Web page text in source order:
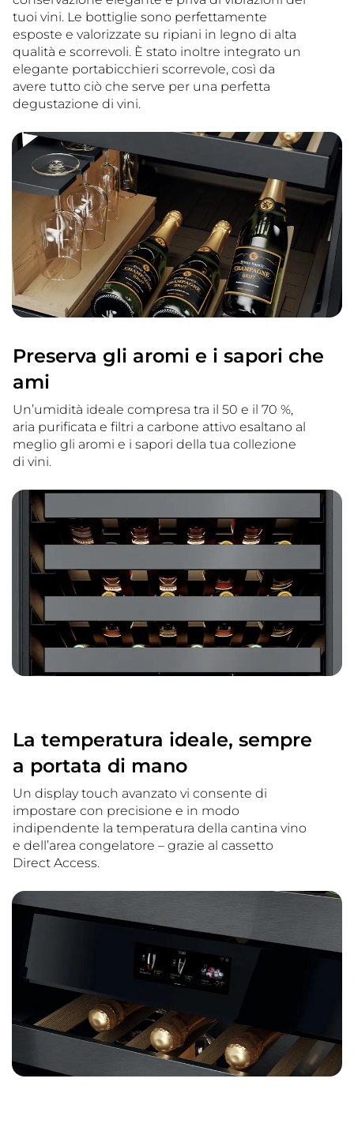
tuoi vini. Le bottiglie sono perfettamente
esposte e valorizzate su ripiani in legno di alta
qualità e scorrevoli. È stato inoltre integrato un
elegante portabicchieri scorrevole, così da
avere tutto ciò che serve per una perfetta
degustazione di vini.
Preserva gli aromi e i sapori che
ami
Un’umidità ideale compresa tra il 50 e il 70 %,
aria purificata e filtri a carbone attivo esaltano al
meglio gli aromi e i sapori della tua collezione
di vini.
La temperatura ideale, sempre
a portata di mano
Un display touch avanzato vi consente di
impostare con precisione e in modo
indipendente la temperatura della cantina vino
e dell’area congelatore – grazie al cassetto
Direct Access.